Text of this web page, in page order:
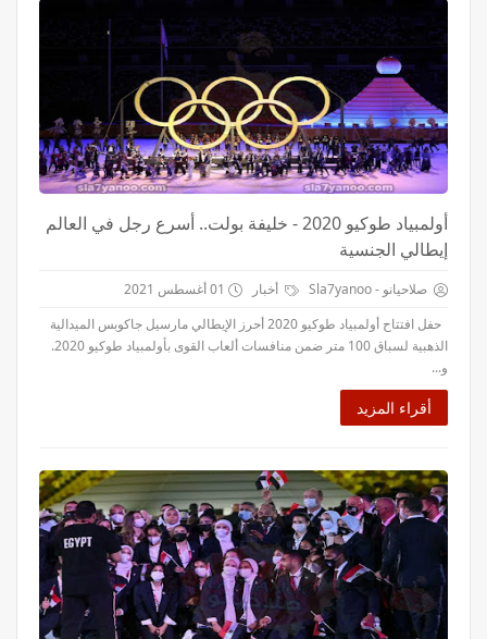
أولمبياد طوكيو 2020 - خليفة بولت.. أسرع رجل في العالم
إيطالي الجنسية
صلاحيانو - Sla7yanoo أخبار
01 أغسطس 2021
حفل افتتاح أولمبياد طوكيو 2020 أحرز الإيطالي مارسيل جاكوبس الميدالية
الذهبية لسباق 100 متر ضمن منافسات ألعاب القوى بأولمبياد طوكيو 2020.
و...
أقراء المزيد